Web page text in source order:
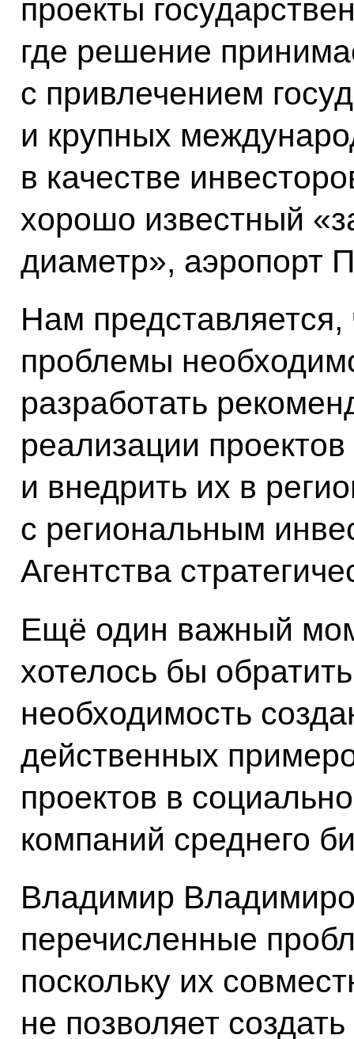
проекты
где решение
с привлечением
и крупных
в качестве
хорошо известный
диаметр», аэропорт
Нам
проблемы
разработать
реализации
и внедрить их в
с региональным
Агентства
Ещё один важный
хотелось бы
необходимость
действенных
проектов в
компаний среднего
Владимир
перечисленные
поскольку их
не позволяет